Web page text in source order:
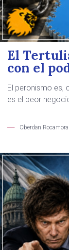
El
con el
El peronismo es,
es el peor
Oberdan